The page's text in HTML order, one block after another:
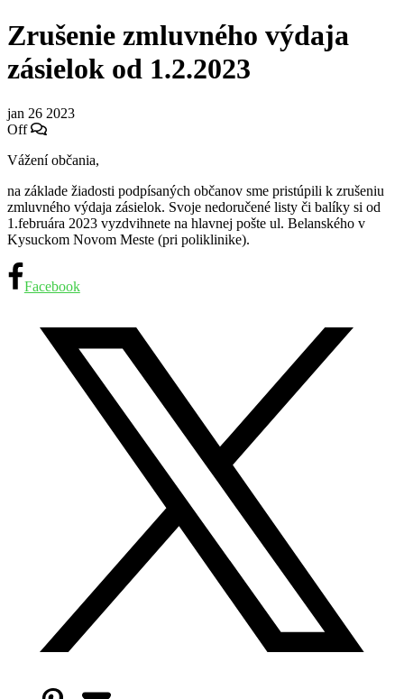
Zrušenie zmluvného výdaja
zásielok od 1.2.2023
jan 26 2023
Off
Vážení občania,
na základe žiadosti podpísaných občanov sme pristúpili k zrušeniu
zmluvného výdaja zásielok. Svoje nedoručené listy či balíky si od
1.februára 2023 vyzdvihnete na hlavnej pošte ul. Belanského v
Kysuckom Novom Meste (pri poliklinike).
Facebook